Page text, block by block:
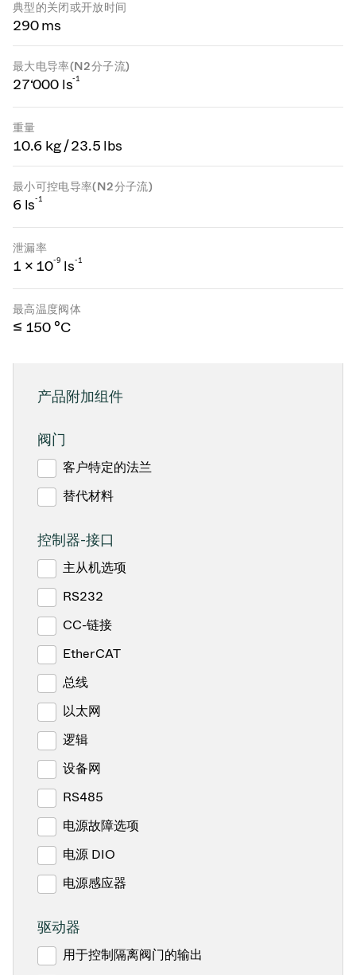
典型的关闭或开放时间
290 ms
最大电导率(N2分子流)
27‘000 ls-1
重量
10.6 kg / 23.5 lbs
最小可控电导率(N2分子流)
6 ls-1
泄漏率
1 × 10-9 ls-1
最高温度阀体
≤ 150 °C
产品附加组件
阀门
客户特定的法兰
替代材料
控制器-接口
主从机选项
RS232
CC-链接
EtherCAT
总线
以太网
逻辑
设备网
RS485
电源故障选项
电源 DIO
电源感应器
驱动器
用于控制隔离阀门的输出